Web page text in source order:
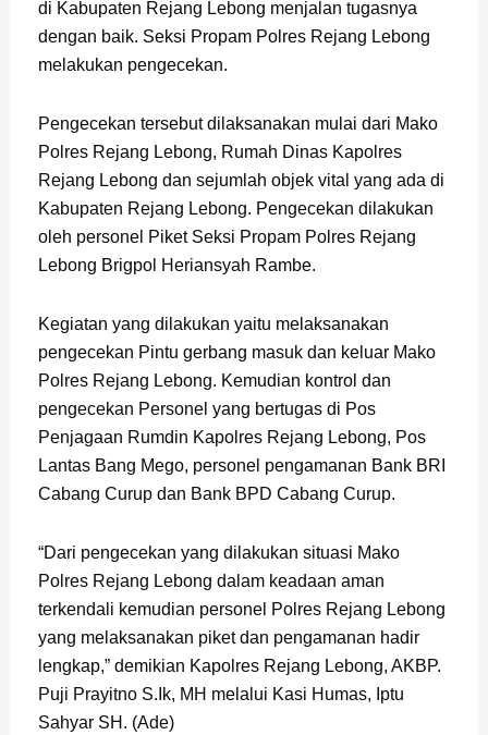
di Kabupaten Rejang Lebong menjalan tugasnya
dengan baik. Seksi Propam Polres Rejang Lebong
melakukan pengecekan.
Pengecekan tersebut dilaksanakan mulai dari Mako
Polres Rejang Lebong, Rumah Dinas Kapolres
Rejang Lebong dan sejumlah objek vital yang ada di
Kabupaten Rejang Lebong. Pengecekan dilakukan
oleh personel Piket Seksi Propam Polres Rejang
Lebong Brigpol Heriansyah Rambe.
Kegiatan yang dilakukan yaitu melaksanakan
pengecekan Pintu gerbang masuk dan keluar Mako
Polres Rejang Lebong. Kemudian kontrol dan
pengecekan Personel yang bertugas di Pos
Penjagaan Rumdin Kapolres Rejang Lebong, Pos
Lantas Bang Mego, personel pengamanan Bank BRI
Cabang Curup dan Bank BPD Cabang Curup.
“Dari pengecekan yang dilakukan situasi Mako
Polres Rejang Lebong dalam keadaan aman
terkendali kemudian personel Polres Rejang Lebong
yang melaksanakan piket dan pengamanan hadir
lengkap,” demikian Kapolres Rejang Lebong, AKBP.
Puji Prayitno S.Ik, MH melalui Kasi Humas, Iptu
Sahyar SH. (Ade)